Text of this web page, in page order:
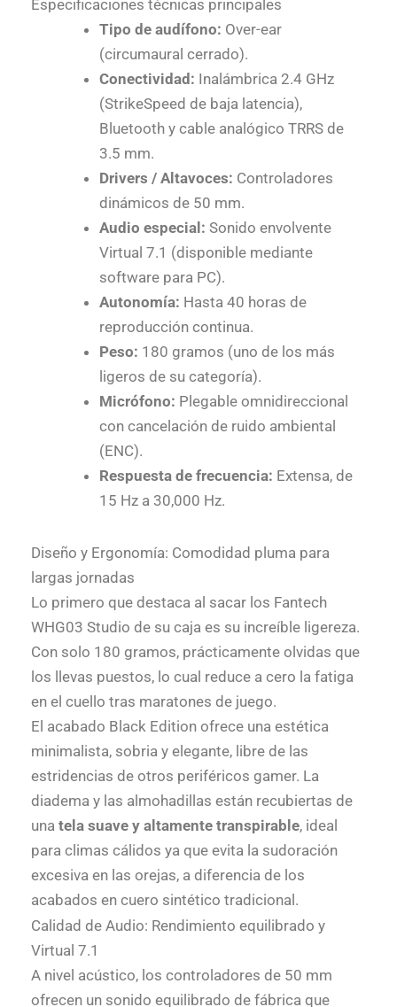
Especificaciones técnicas principales
Tipo de audífono: Over-ear
(circumaural cerrado).
Conectividad: Inalámbrica 2.4 GHz
(StrikeSpeed de baja latencia),
Bluetooth y cable analógico TRRS de
3.5 mm.
Drivers / Altavoces: Controladores
dinámicos de 50 mm.
Audio especial: Sonido envolvente
Virtual 7.1 (disponible mediante
software para PC).
Autonomía: Hasta 40 horas de
reproducción continua.
Peso: 180 gramos (uno de los más
ligeros de su categoría).
Micrófono: Plegable omnidireccional
con cancelación de ruido ambiental
(ENC).
Respuesta de frecuencia: Extensa, de
15 Hz a 30,000 Hz.
Diseño y Ergonomía: Comodidad pluma para
largas jornadas
Lo primero que destaca al sacar los Fantech
WHG03 Studio de su caja es su increíble ligereza.
Con solo 180 gramos, prácticamente olvidas que
los llevas puestos, lo cual reduce a cero la fatiga
en el cuello tras maratones de juego.
El acabado Black Edition ofrece una estética
minimalista, sobria y elegante, libre de las
estridencias de otros periféricos gamer. La
diadema y las almohadillas están recubiertas de
una tela suave y altamente transpirable, ideal
para climas cálidos ya que evita la sudoración
excesiva en las orejas, a diferencia de los
acabados en cuero sintético tradicional.
Calidad de Audio: Rendimiento equilibrado y
Virtual 7.1
A nivel acústico, los controladores de 50 mm
ofrecen un sonido equilibrado de fábrica que